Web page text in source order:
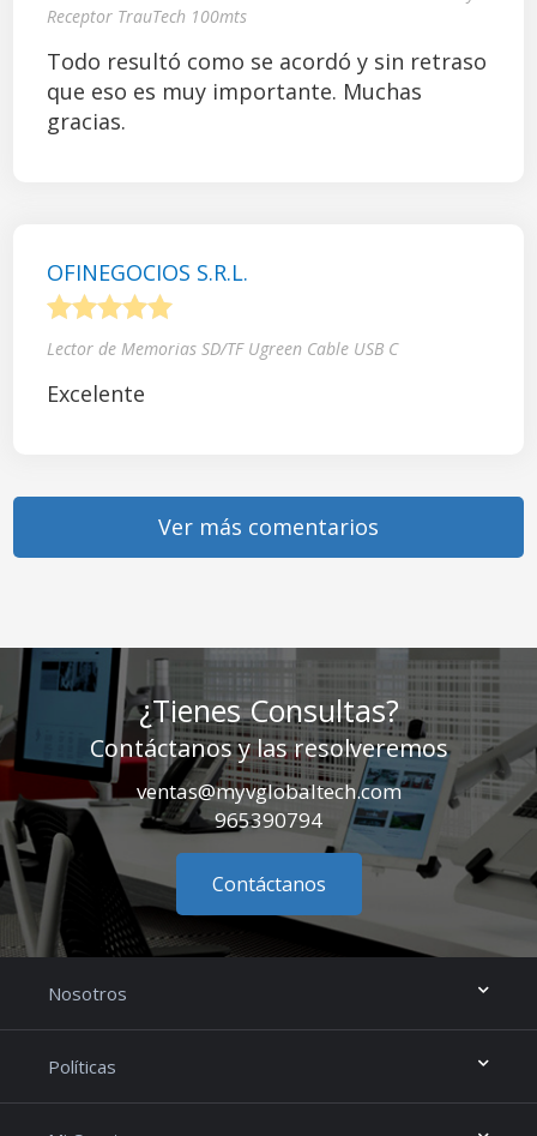
Receptor TrauTech 100mts
Todo resultó como se acordó y sin retraso
que eso es muy importante. Muchas
gracias.
OFINEGOCIOS S.R.L.
Lector de Memorias SD/TF Ugreen Cable USB C
Excelente
Ver más comentarios
¿Tienes Consultas?
Contáctanos y las resolveremos
ventas@myvglobaltech.com
965390794
Contáctanos
Nosotros
Políticas